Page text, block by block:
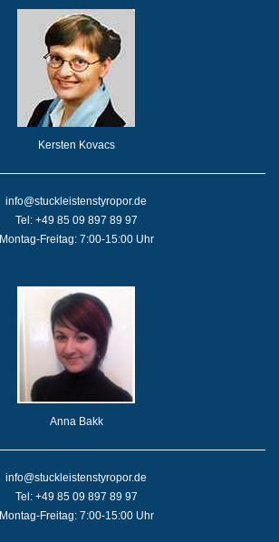
Kersten Kovacs
info@stuckleistenstyropor.de
Tel: +49 85 09 897 89 97
Montag-Freitag: 7:00-15:00 Uhr
Anna Bakk
info@stuckleistenstyropor.de
Tel: +49 85 09 897 89 97
Montag-Freitag: 7:00-15:00 Uhr